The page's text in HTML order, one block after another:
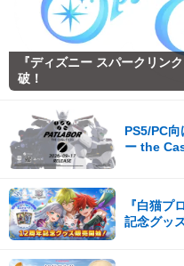
『ディズニー スパークリン
破！
PS5/PC
ー the
『白猫プ
記念グッ